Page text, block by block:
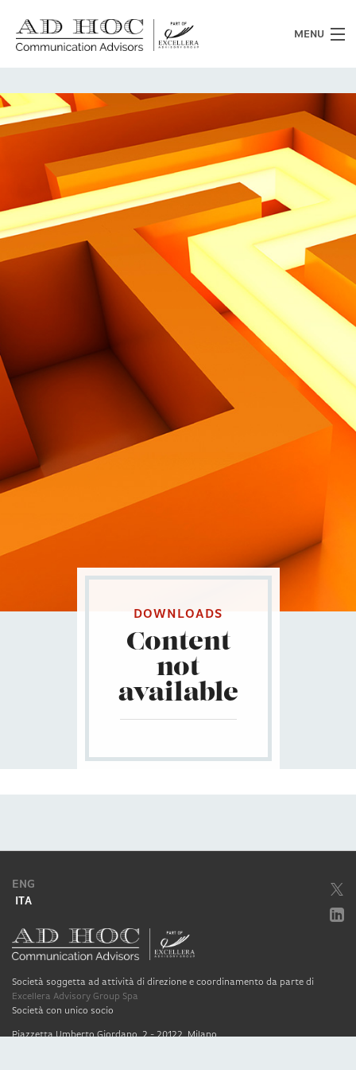
MENU
Chi siamo
Cosa facciamo
News
Clienti
Heritage
Lavora con noi
Contatti
DOWNLOADS
Content
not
available
ENG
ITA
Società soggetta ad attività di direzione e coordinamento da parte di
Excellera Advisory Group Spa
Società con unico socio
Piazzetta Umberto Giordano, 2 - 20122, Milano